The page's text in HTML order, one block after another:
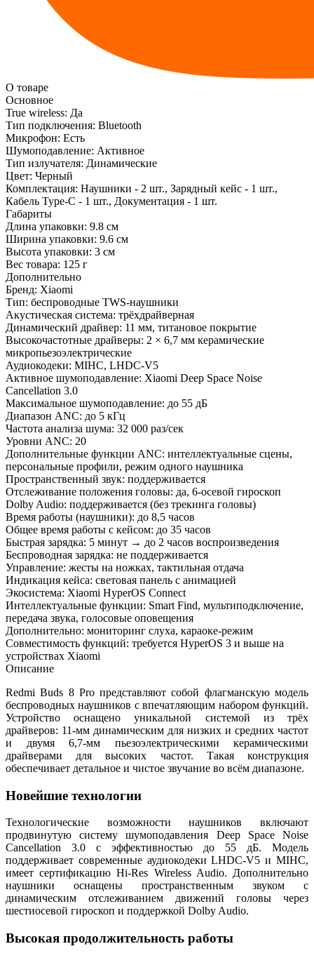
О товаре
Основное
True wireless: Да
Тип подключения: Bluetooth
Микрофон: Есть
Шумоподавление: Активное
Тип излучателя: Динамические
Цвет: Черный
Комплектация: Наушники - 2 шт., Зарядный кейс - 1 шт.,
Кабель Type-C - 1 шт., Документация - 1 шт.
Габариты
Длина упаковки: 9.8 см
Ширина упаковки: 9.6 см
Высота упаковки: 3 см
Вес товара: 125 г
Дополнительно
Бренд: Xiaomi
Тип: беспроводные TWS-наушники
Акустическая система: трёхдрайверная
Динамический драйвер: 11 мм, титановое покрытие
Высокочастотные драйверы: 2 × 6,7 мм керамические
микропьезоэлектрические
Аудиокодеки: MIHC, LHDC-V5
Активное шумоподавление: Xiaomi Deep Space Noise
Cancellation 3.0
Максимальное шумоподавление: до 55 дБ
Диапазон ANC: до 5 кГц
Частота анализа шума: 32 000 раз/сек
Уровни ANC: 20
Дополнительные функции ANC: интеллектуальные сцены,
персональные профили, режим одного наушника
Пространственный звук: поддерживается
Отслеживание положения головы: да, 6-осевой гироскоп
Dolby Audio: поддерживается (без трекинга головы)
Время работы (наушники): до 8,5 часов
Общее время работы с кейсом: до 35 часов
Быстрая зарядка: 5 минут → до 2 часов воспроизведения
Беспроводная зарядка: не поддерживается
Управление: жесты на ножках, тактильная отдача
Индикация кейса: световая панель с анимацией
Экосистема: Xiaomi HyperOS Connect
Интеллектуальные функции: Smart Find, мультиподключение,
передача звука, голосовые оповещения
Дополнительно: мониторинг слуха, караоке-режим
Совместимость функций: требуется HyperOS 3 и выше на
устройствах Xiaomi
Описание
Redmi Buds 8 Pro представляют собой флагманскую модель
беспроводных наушников с впечатляющим набором функций.
Устройство оснащено уникальной системой из трёх
драйверов: 11-мм динамическим для низких и средних частот
и двумя 6,7-мм пьезоэлектрическими керамическими
драйверами для высоких частот. Такая конструкция
обеспечивает детальное и чистое звучание во всём диапазоне.
Новейшие технологии
Технологические возможности наушников включают
продвинутую систему шумоподавления Deep Space Noise
Cancellation 3.0 с эффективностью до 55 дБ. Модель
поддерживает современные аудиокодеки LHDC-V5 и MIHC,
имеет сертификацию Hi-Res Wireless Audio. Дополнительно
наушники оснащены пространственным звуком с
динамическим отслеживанием движений головы через
шестиосевой гироскоп и поддержкой Dolby Audio.
Высокая продолжительность работы